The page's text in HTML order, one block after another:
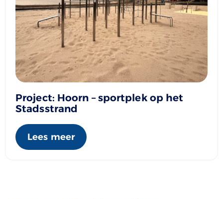
Project: Hoorn – sportplek op het
Stadsstrand
Lees meer